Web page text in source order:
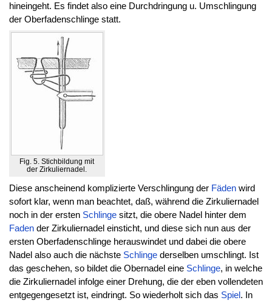
hineingeht. Es findet also eine Durchdringung u. Umschlingung
der Oberfadenschlinge statt.
Fig. 5. Stichbildung mit
der Zirkuliernadel.
Diese anscheinend komplizierte Verschlingung der Fädenwird
sofort klar, wenn man beachtet, daß, während die Zirkuliernadel
noch in der ersten Schlingesitzt, die obere Nadel hinter dem
Fadender Zirkuliernadel einsticht, und diese sich nun aus der
ersten Oberfadenschlinge herauswindet und dabei die obere
Nadel also auch die nächste Schlingederselben umschlingt. Ist
das geschehen, so bildet die Obernadel eine Schlinge, in welche
die Zirkuliernadel infolge einer Drehung, die der eben vollendeten
entgegengesetzt ist, eindringt. So wiederholt sich das Spiel. In